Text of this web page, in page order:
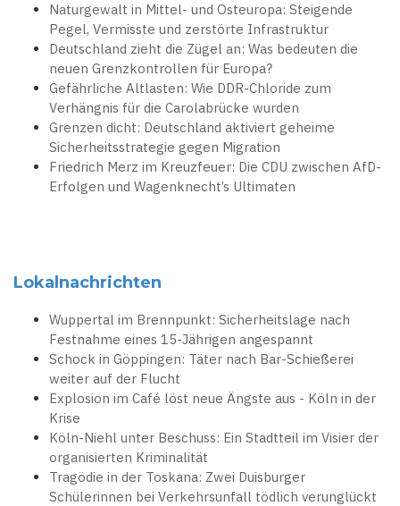
Naturgewalt in Mittel- und Osteuropa: Steigende
Pegel, Vermisste und zerstörte Infrastruktur
Deutschland zieht die Zügel an: Was bedeuten die
neuen Grenzkontrollen für Europa?
Gefährliche Altlasten: Wie DDR-Chloride zum
Verhängnis für die Carolabrücke wurden
Grenzen dicht: Deutschland aktiviert geheime
Sicherheitsstrategie gegen Migration
Friedrich Merz im Kreuzfeuer: Die CDU zwischen AfD-
Erfolgen und Wagenknecht’s Ultimaten
Lokalnachrichten
Wuppertal im Brennpunkt: Sicherheitslage nach
Festnahme eines 15-Jährigen angespannt
Schock in Göppingen: Täter nach Bar-Schießerei
weiter auf der Flucht
Explosion im Café löst neue Ängste aus - Köln in der
Krise
Köln-Niehl unter Beschuss: Ein Stadtteil im Visier der
organisierten Kriminalität
Tragödie in der Toskana: Zwei Duisburger
Schülerinnen bei Verkehrsunfall tödlich verunglückt